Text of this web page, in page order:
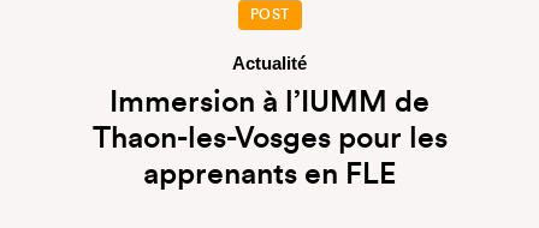
POST
Actualité
Immersion à l’IUMM de
Thaon-les-Vosges pour les
apprenants en FLE